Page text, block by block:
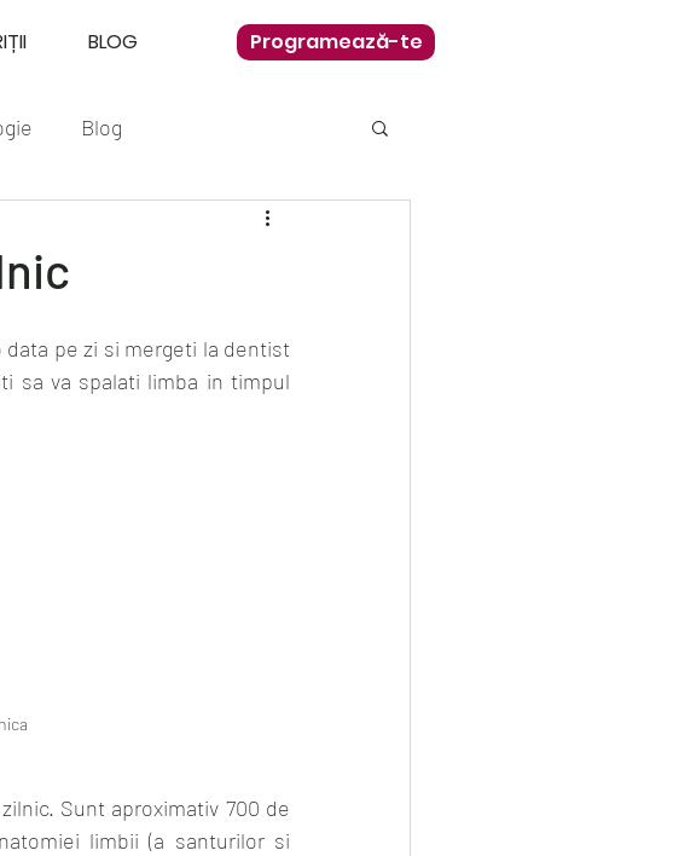
BLOG Programează-te
Blog
pe zi si mergeti la dentist
sa va spalati limba in timpul
Sunt aproximativ 700 de
limbii (a santurilor si